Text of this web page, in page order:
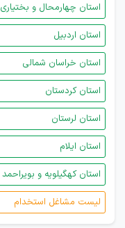
استان چهارمحال و بختیاری
استان اردبیل
استان خراسان شمالی
استان کردستان
استان لرستان
استان ایلام
استان کهگیلویه و بویراحمد
لیست مشاغل استخدام